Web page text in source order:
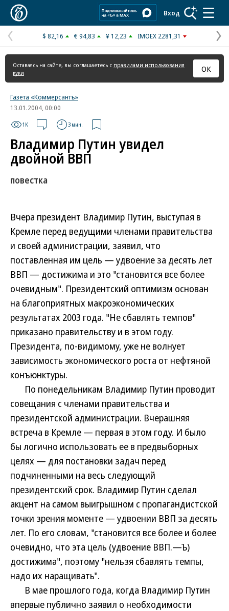
Вход
Предыдущая
страница
$ 82,16 € 94,83 ¥ 12,23 IMOEX 2281,31
Оставаясь на сайте, вы соглашаетесь с правилами использования
куки
ОК
Газета «Коммерсантъ»
13.01.2004, 00:00
1K 3 мин.
Владимир Путин увидел
двойной ВВП
повестка
Вчера президент Владимир Путин, выступая в
Кремле перед ведущими членами правительства
и своей администрации, заявил, что
поставленная им цель — удвоение за десять лет
ВВП — достижима и это "становится все более
очевидным". Президентский оптимизм основан
на благоприятных макроэкономических
результатах 2003 года. "Не сбавлять темпов"
приказано правительству и в этом году.
Президента, по-видимому, уже не волнует
зависимость экономического роста от нефтяной
конъюнктуры.
По понедельникам Владимир Путин проводит
совещания с членами правительства и
президентской администрации. Вчерашняя
встреча в Кремле — первая в этом году. И было
бы логично использовать ее в предвыборных
целях — для постановки задач перед
подчиненными на весь следующий
президентский срок. Владимир Путин сделал
акцент на самом выигрышном с пропагандистской
точки зрения моменте — удвоении ВВП за десять
лет. По его словам, "становится все более и более
очевидно, что эта цель (удвоение ВВП.—Ъ)
достижима", поэтому "нельзя сбавлять темпы,
надо их наращивать".
В мае прошлого года, когда Владимир Путин
впервые публично заявил о необходимости